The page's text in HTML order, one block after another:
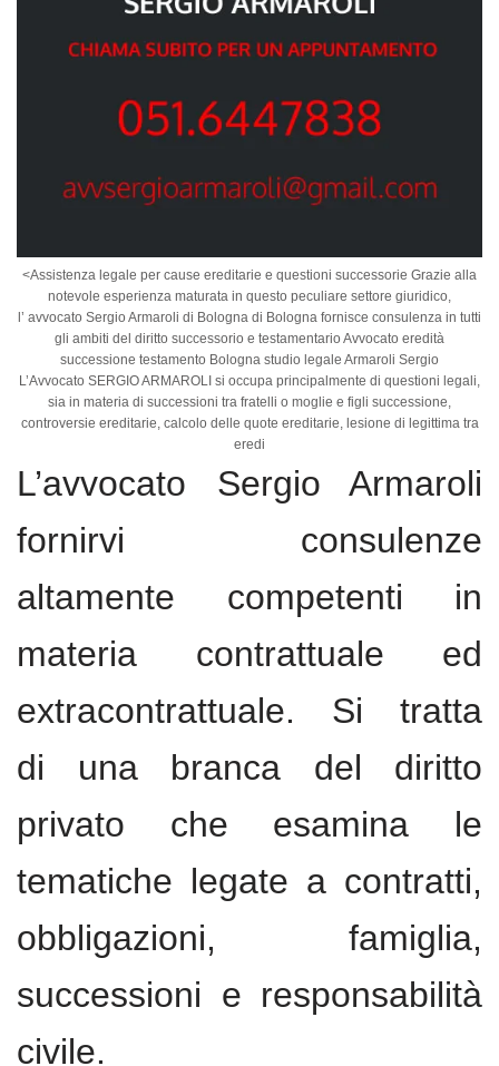
<Assistenza legale per cause ereditarie e questioni successorie Grazie alla
notevole esperienza maturata in questo peculiare settore giuridico,
l’ avvocato Sergio Armaroli di Bologna di Bologna fornisce consulenza in tutti
gli ambiti del diritto successorio e testamentario Avvocato eredità
successione testamento Bologna studio legale Armaroli Sergio
L’Avvocato SERGIO ARMAROLI si occupa principalmente di questioni legali,
sia in materia di successioni tra fratelli o moglie e figli successione,
controversie ereditarie, calcolo delle quote ereditarie, lesione di legittima tra
eredi
L’avvocato Sergio Armaroli
fornirvi consulenze
altamente competenti in
materia contrattuale ed
extracontrattuale. Si tratta
di una branca del diritto
privato che esamina le
tematiche legate a contratti,
obbligazioni, famiglia,
successioni e responsabilità
civile.